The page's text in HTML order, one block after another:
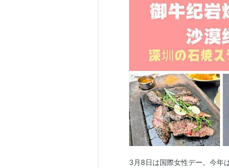
3月8日は国際女性デー。今年